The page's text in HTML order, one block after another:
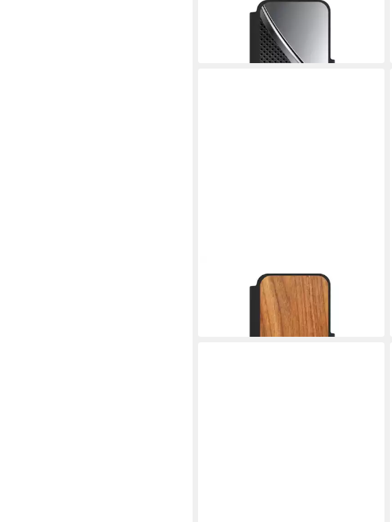
Handyhülle Carbon Stahl Metall Duo
Metal Surface
in 5-6 Werktagen bei dir
Handyhülle Holzoptik Lärche Holz
in 5-6 Werktagen bei dir